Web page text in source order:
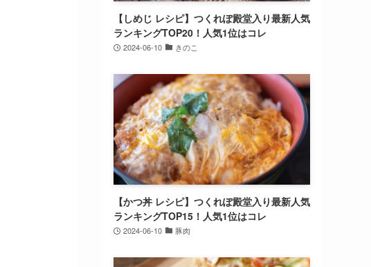
【しめじ レシピ】つくれぽ殿堂入り最新人気
ランキングTOP20！人気1位はコレ
2024-06-10 きのこ
【かつ丼 レシピ】つくれぽ殿堂入り最新人気
ランキングTOP15！人気1位はコレ
2024-06-10 豚肉